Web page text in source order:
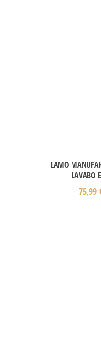
LAMO
LAVABO
75,99